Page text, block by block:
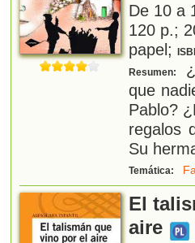
De 10 a
120 p.;
papel;
Resumen:
que
Pablo?
regalos
Su
Temática:
El
aire